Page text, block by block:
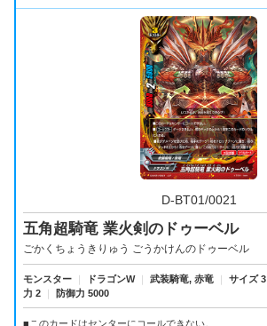
D-BT01/0021
五角超騎竜 業火剣のドゥーベル
ごかくちょうきりゅう ごうかけんのドゥーベル
モンスター ｜ ドラゴンW ｜ 武装騎竜, 赤竜 ｜ サイズ 3
力 2
｜ 防御力 5000
■このカードはセンターにコールできない。